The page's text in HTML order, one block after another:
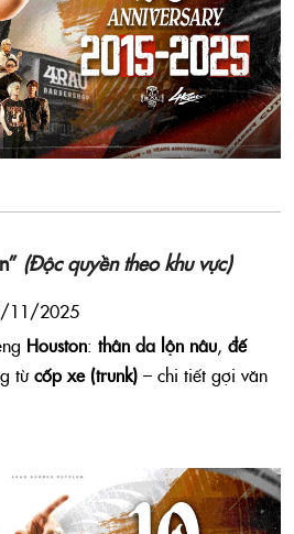
(Độc quyền theo khu vực)
11/2025
Houston: thân da lộn nâu, đế
từcốp xe (trunk)– chi tiết gợi văn